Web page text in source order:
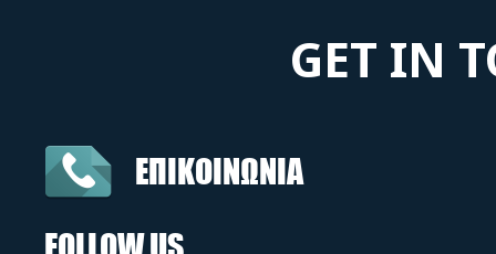
GET IN
ΕΠΙΚΟΙΝΩΝΙΑ
FOLLOW US